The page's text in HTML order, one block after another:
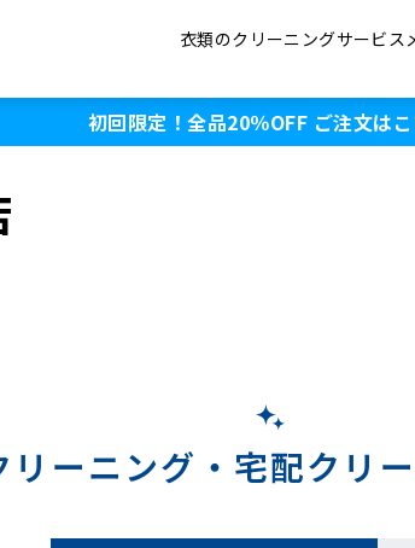
衣類のクリーニングサービス
初回限定！全品20％OFF ご注文は
リーニング・ 宅配クリ